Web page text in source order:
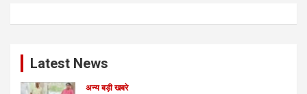
Latest News
अन्य बड़ी खबरे